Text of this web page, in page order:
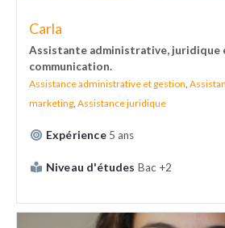
Carla
Assistante administrative, juridique
communication.
Assistance administrative et gestion,
marketing, Assistance juridique
Expérience 5 ans
Niveau d'études Bac +2